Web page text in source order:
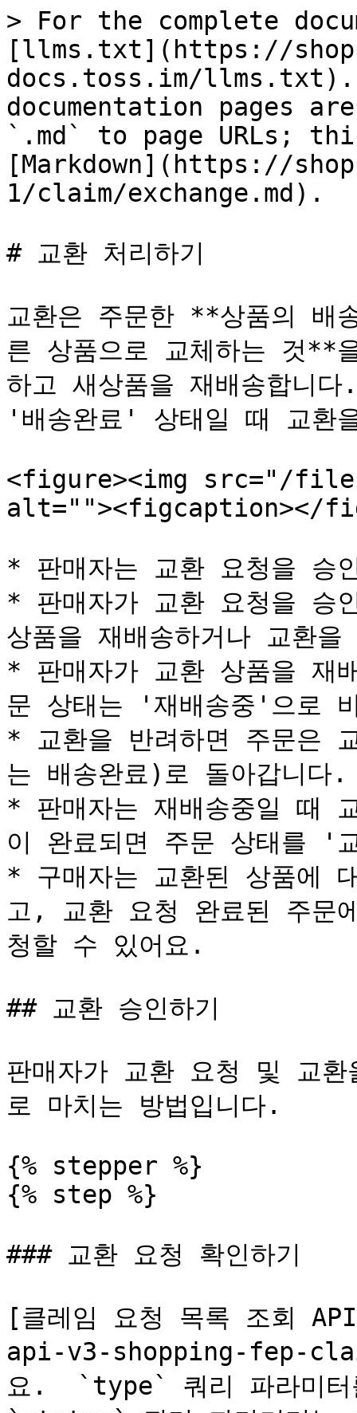
> For the complete
[llms.txt](https://
docs.toss.im/llms.txt).
documentation pages
`.md` to page URLs;
[Markdown](https://
1/claim/exchange.md).
# 교환 처리하기
교환은 주문한 **상품의 배
른 상품으로 교체하는 것**
하고 새상품을 재배송합니
'배송완료' 상태일 때 교환
<figure><img src="/files/
alt=""><figcaption></
* 판매자는 교환 요청을 승
* 판매자가 교환 요청을 승
상품을 재배송하거나 교환
* 판매자가 교환 상품을 재
문 상태는 '재배송중'으로
* 교환을 반려하면 주문은
는 배송완료)로 돌아갑니다.
* 판매자는 재배송중일 때
이 완료되면 주문 상태를 '
* 구매자는 교환된 상품에
고, 교환 요청 완료된 주문
청할 수 있어요.
## 교환 승인하기
판매자가 교환 요청 및 교
로 마치는 방법입니다.
{% stepper %}
{% step %}
### 교환 요청 확인하기
[클레임 요청 목록 조회
api-v3-shopping-fep-
요.  `type` 쿼리 파라미터